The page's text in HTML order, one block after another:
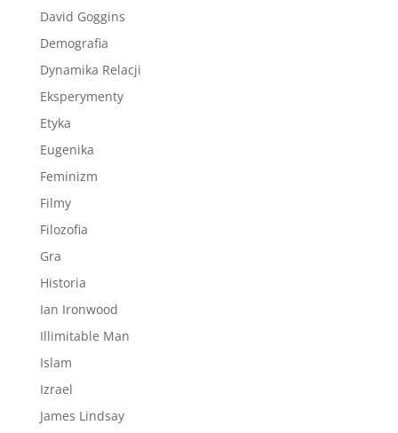
David Goggins
Demografia
Dynamika Relacji
Eksperymenty
Etyka
Eugenika
Feminizm
Filmy
Filozofia
Gra
Historia
Ian Ironwood
Illimitable Man
Islam
Izrael
James Lindsay